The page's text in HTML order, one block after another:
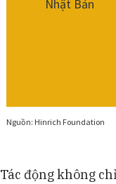
Tác động không